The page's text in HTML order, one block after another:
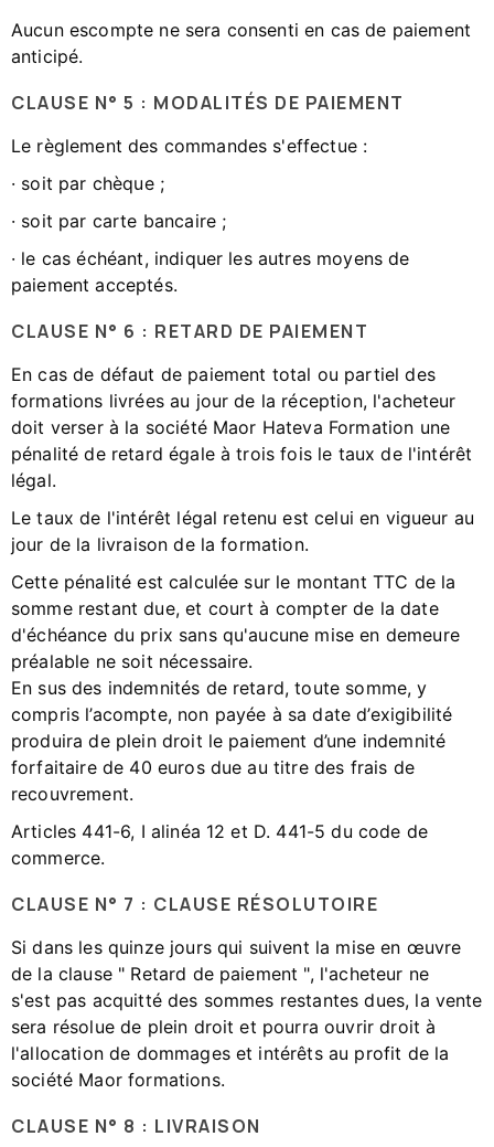
Aucun escompte ne sera consenti en cas de paiement
anticipé.
CLAUSE N° 5 : MODALITÉS DE PAIEMENT
Le règlement des commandes s'effectue :
· soit par chèque ;
· soit par carte bancaire ;
· le cas échéant, indiquer les autres moyens de
paiement acceptés.
CLAUSE N° 6 : RETARD DE PAIEMENT
En cas de défaut de paiement total ou partiel des
formations livrées au jour de la réception, l'acheteur
doit verser à la société Maor Hateva Formation une
pénalité de retard égale à trois fois le taux de l'intérêt
légal.
Le taux de l'intérêt légal retenu est celui en vigueur au
jour de la livraison de la formation.
Cette pénalité est calculée sur le montant TTC de la
somme restant due, et court à compter de la date
d'échéance du prix sans qu'aucune mise en demeure
préalable ne soit nécessaire.
En sus des indemnités de retard, toute somme, y
compris l’acompte, non payée à sa date d’exigibilité
produira de plein droit le paiement d’une indemnité
forfaitaire de 40 euros due au titre des frais de
recouvrement.
Articles 441-6, I alinéa 12 et D. 441-5 du code de
commerce.
CLAUSE N° 7 : CLAUSE RÉSOLUTOIRE
Si dans les quinze jours qui suivent la mise en œuvre
de la clause " Retard de paiement ", l'acheteur ne
s'est pas acquitté des sommes restantes dues, la vente
sera résolue de plein droit et pourra ouvrir droit à
l'allocation de dommages et intérêts au profit de la
société Maor formations.
CLAUSE N° 8 : LIVRAISON